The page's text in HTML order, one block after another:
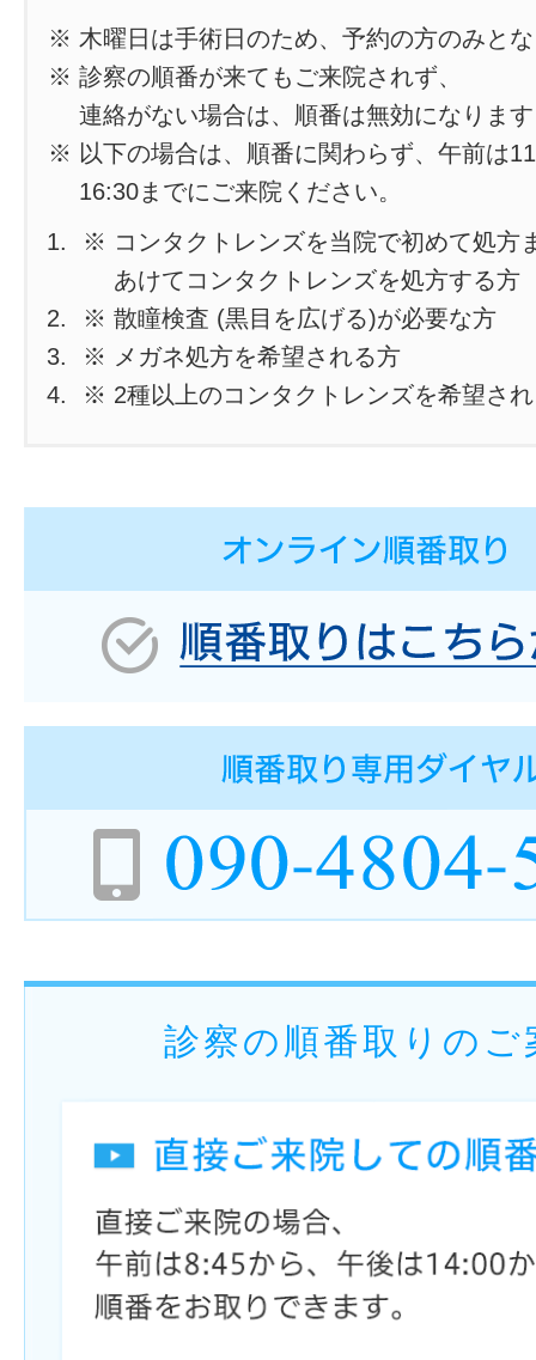
※ 木曜日は手術日のため、予約の方のみと
※ 診察の順番が来てもご来院されず、
連絡がない場合は、順番は無効になりま
※ 以下の場合は、順番に関わらず、午前は
16:30までにご来院ください。
※ コンタクトレンズを当院で初めて処方
あけてコンタクトレンズを処方する方
※ 散瞳検査 (黒目を広げる)が必要な方
※ メガネ処方を希望される方
※ 2種以上のコンタクトレンズを希望さ
診察の順番取りのご